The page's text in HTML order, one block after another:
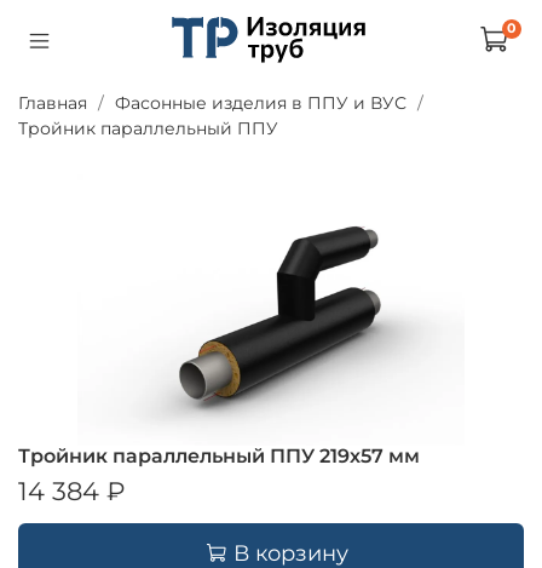
0
Главная
Фасонные изделия в ППУ и ВУС
Тройник параллельный ППУ
Тройник параллельный ППУ 219х57 мм
14 384 ₽
В корзину